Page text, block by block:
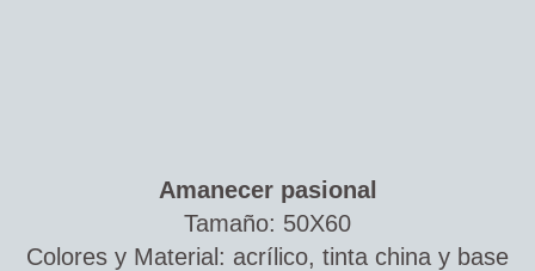
Amanecer pasional
Tamaño: 50X60
Colores y Material: acrílico, tinta china y base